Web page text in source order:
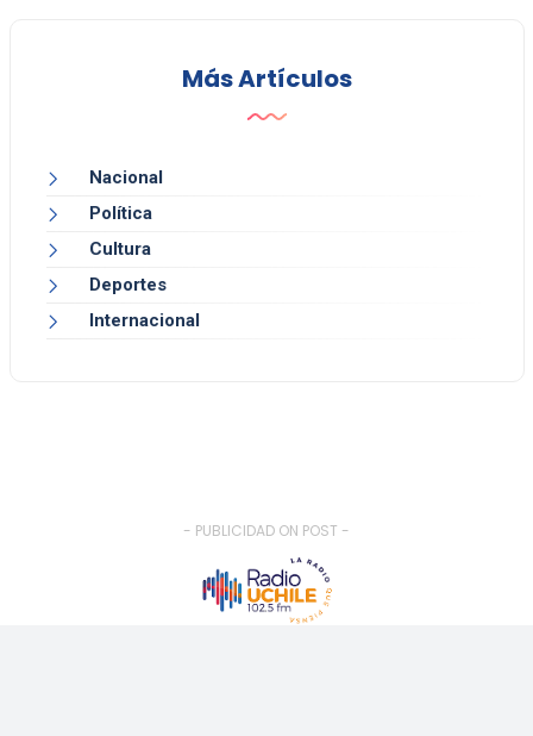
Más Artículos
Nacional
Política
Cultura
Deportes
Internacional
- PUBLICIDAD ON POST -